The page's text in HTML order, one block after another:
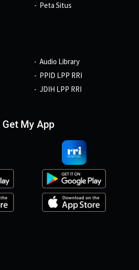
Peta Situs
Audio Library
PPID LPP RRI
JDIH LPP RRI
Get My App